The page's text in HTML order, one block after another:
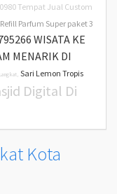
Tempat Jual Custom
Parfum Super paket 3
WISATA KE
MENARIK DI
Sari Lemon Tropis
Digital Di
Kota